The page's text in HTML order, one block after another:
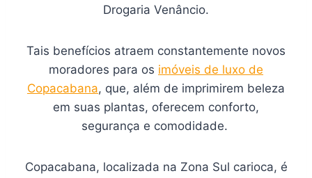
Drogaria Venâncio.
Tais benefícios atraem constantemente novos
moradores para os imóveis de luxo de
Copacabana, que, além de imprimirem beleza
em suas plantas, oferecem conforto,
segurança e comodidade.
Copacabana, localizada na Zona Sul carioca, é